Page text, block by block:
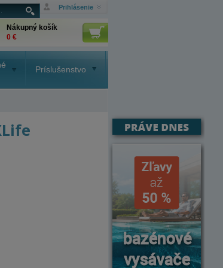
Prihlásenie
Nákupný košík
0 €
Príslušenstvo